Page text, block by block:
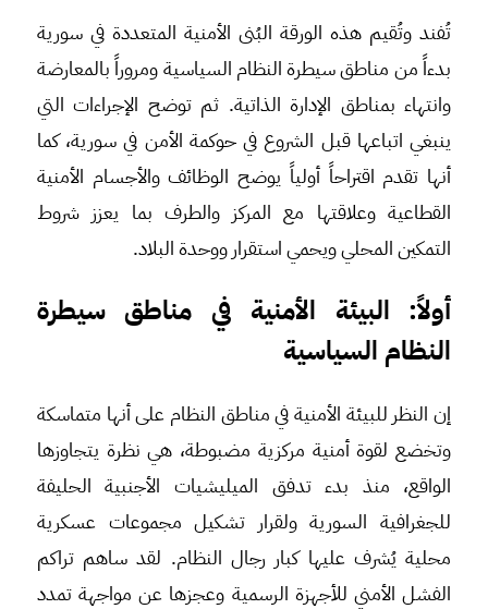
تُفند وتُقيم هذه الورقة البُنى الأمنية المتعددة في سورية
بدءاً من مناطق سيطرة النظام السياسية ومروراً بالمعارضة
وانتهاء بمناطق الإدارة الذاتية. ثم توضح الإجراءات التي
ينبغي اتباعها قبل الشروع في حوكمة الأمن في سورية، كما
أنها تقدم اقتراحاً أولياً يوضح الوظائف والأجسام الأمنية
القطاعية وعلاقتها مع المركز والطرف بما يعزز شروط
التمكين المحلي ويحمي استقرار ووحدة البلاد.
أولاً: البيئة الأمنية في مناطق سيطرة
النظام السياسية
إن النظر للبيئة الأمنية في مناطق النظام على أنها متماسكة
وتخضع لقوة أمنية مركزية مضبوطة، هي نظرة يتجاوزها
الواقع، منذ بدء تدفق الميليشيات الأجنبية الحليفة
للجغرافية السورية ولقرار تشكيل مجموعات عسكرية
محلية يُشرف عليها كبار رجال النظام. لقد ساهم تراكم
الفشل الأمني للأجهزة الرسمية وعجزها عن مواجهة تمدد